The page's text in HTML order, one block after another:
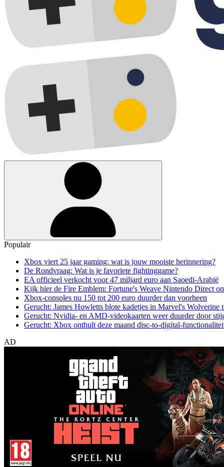
Populair
Xbox viert 25 jaar gaming: wat is jouw mooiste herinnering?
De Rondvraag: Wat is je favoriete fightinggame?
EA officieel verkocht voor 47 miljard euro aan Saoedi-Arabië
Kijk hier de Fire Emblem: Fortune's Weave Nintendo Direct
Xbox-consoles nu 150 tot 200 euro duurder dan voorheen
Gerucht: James Howletts blote kadetjes in Marvel's Wolverine
Gerucht: Nvidia- en AMD-videokaarten weer duurder door
Gerucht: Xbox onthult deze maand disc-to-digital-
AD